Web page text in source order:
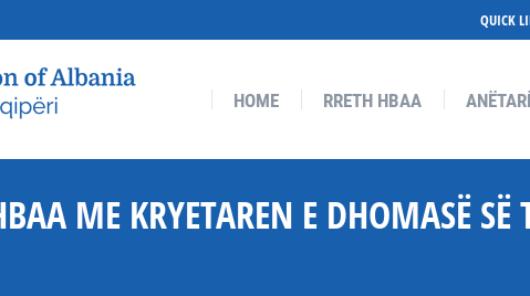
QUICK
HOME RRETH HBAA
ME KRYETAREN E DHOMASË SË
RRETH HBAA ANËTARËSIMI ANËTARËT AKTIVITETE